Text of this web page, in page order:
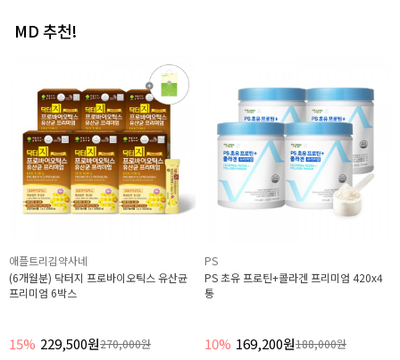
MD 추천!
애플트리김약사네
(6개월분) 닥터지 프로바이오틱스 유산균
프리미엄 6박스
15% 229,500원270,000원
PS
PS 초유 프로틴+콜라겐 프리미엄 420x4
통
10% 169,200원188,000원